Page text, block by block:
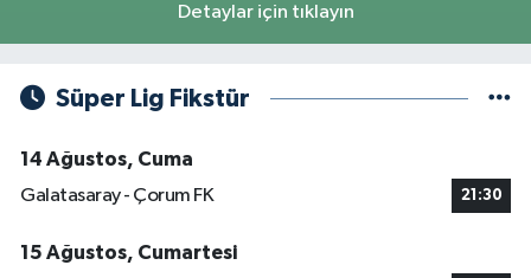
Detaylar için tıklayın
Süper Lig Fikstür
14 Ağustos, Cuma
Galatasaray - Çorum FK
21:30
15 Ağustos, Cumartesi